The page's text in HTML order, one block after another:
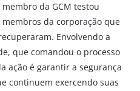
da GCM testou
da corporação que
Envolvendo a
que comandou o processo
ação é garantir a segurança
continuem exercendo suas